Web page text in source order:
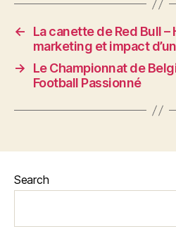
←
La canette de Red Bull
marketing et impact
→
Le Championnat de
Football Passionné
Search